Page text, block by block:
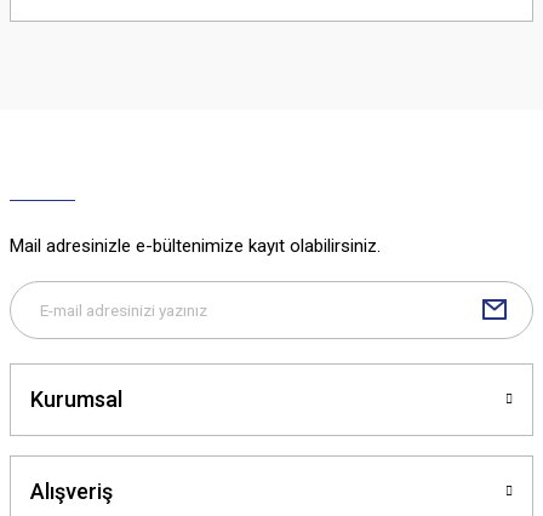
yetersiz gördüğünüz noktaları öneri formunu kullanarak tarafımıza
Bu ürüne benzer farklı alternatifler olmalı.
Mail adresinizle e-bültenimize kayıt olabilirsiniz.
Kurumsal
Alışveriş